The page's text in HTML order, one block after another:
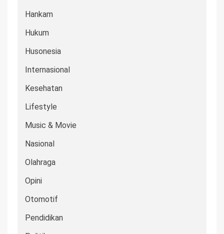
Hankam
Hukum
Husonesia
Internasional
Kesehatan
Lifestyle
Music & Movie
Nasional
Olahraga
Opini
Otomotif
Pendidikan